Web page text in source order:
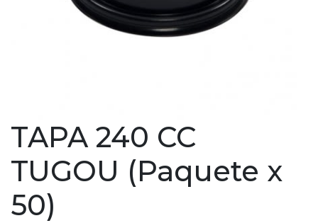
TAPA 240 CC
TUGOU (Paquete x
50)